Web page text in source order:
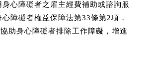
心障礙者之雇主經費補助或諮詢服
障礙者權益保障法第33條第2項，
助身心障礙者排除工作障礙，增進